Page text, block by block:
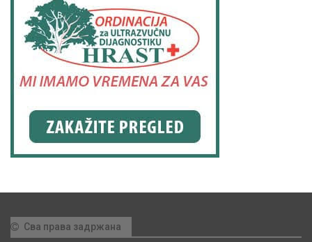
Сва права задржана